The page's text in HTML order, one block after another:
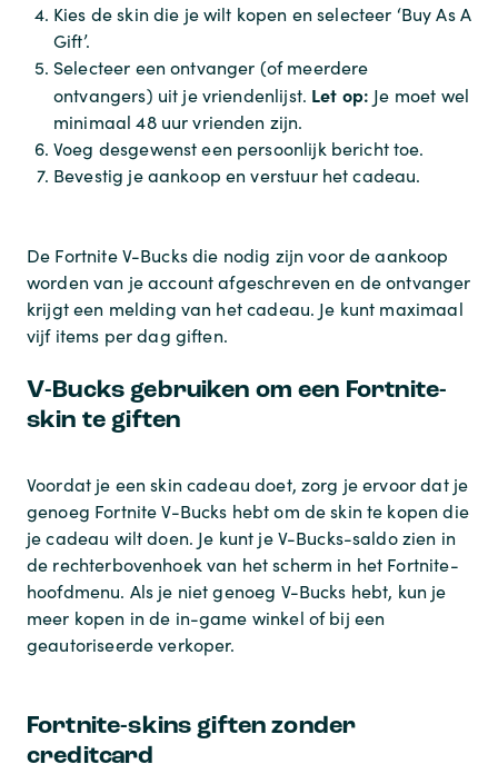
Kies de skin die je wilt kopen en selecteer ‘Buy As A
Gift’.
Selecteer een ontvanger (of meerdere
ontvangers) uit je vriendenlijst. Let op: Je moet wel
minimaal 48 uur vrienden zijn.
Voeg desgewenst een persoonlijk bericht toe.
Bevestig je aankoop en verstuur het cadeau.
De Fortnite V-Bucks die nodig zijn voor de aankoop
worden van je account afgeschreven en de ontvanger
krijgt een melding van het cadeau. Je kunt maximaal
vijf items per dag giften.
V-Bucks gebruiken om een Fortnite-
skin te giften
Voordat je een skin cadeau doet, zorg je ervoor dat je
genoeg Fortnite V-Bucks hebt om de skin te kopen die
je cadeau wilt doen. Je kunt je V-Bucks-saldo zien in
de rechterbovenhoek van het scherm in het Fortnite-
hoofdmenu. Als je niet genoeg V-Bucks hebt, kun je
meer kopen in de in-game winkel of bij een
geautoriseerde verkoper.
Fortnite-skins giften zonder
creditcard